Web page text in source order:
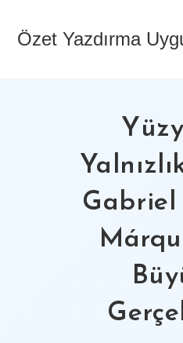
contentÖzet Yazdırma
Gabriel